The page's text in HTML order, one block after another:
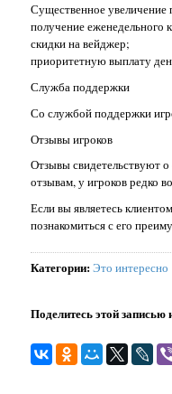
Существенное увеличение
получение еженедельного
скидки на вейджер;
приоритетную выплату
Служба поддержки
Со службой поддержки
Отзывы игроков
Отзывы свидетельствуют
отзывам, у игроков редко
Если вы являетесь
познакомиться с его
Категории:Это интересно
Поделитесь этой записью